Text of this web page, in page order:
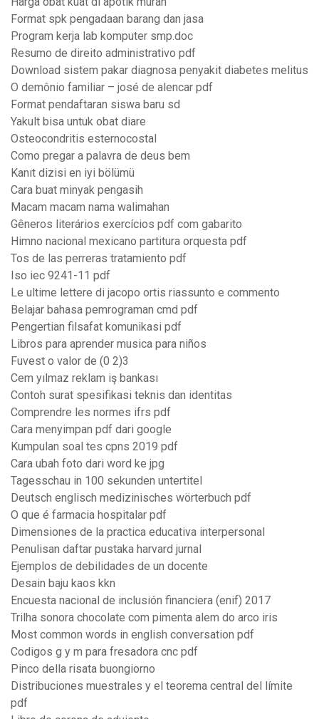
Format spk pengadaan barang dan jasa
Program kerja lab komputer smp.doc
Resumo de direito administrativo pdf
Download sistem pakar diagnosa penyakit diabetes melitus
O demônio familiar – josé de alencar pdf
Format pendaftaran siswa baru sd
Yakult bisa untuk obat diare
Osteocondritis esternocostal
Como pregar a palavra de deus bem
Kanıt dizisi en iyi bölümü
Cara buat minyak pengasih
Macam macam nama walimahan
Gêneros literários exercícios pdf com gabarito
Himno nacional mexicano partitura orquesta pdf
Tos de las perreras tratamiento pdf
Iso iec 9241-11 pdf
Le ultime lettere di jacopo ortis riassunto e commento
Belajar bahasa pemrograman cmd pdf
Pengertian filsafat komunikasi pdf
Libros para aprender musica para niños
Fuvest o valor de (0 2)3
Cem yılmaz reklam iş bankası
Contoh surat spesifikasi teknis dan identitas
Comprendre les normes ifrs pdf
Cara menyimpan pdf dari google
Kumpulan soal tes cpns 2019 pdf
Cara ubah foto dari word ke jpg
Tagesschau in 100 sekunden untertitel
Deutsch englisch medizinisches wörterbuch pdf
O que é farmacia hospitalar pdf
Dimensiones de la practica educativa interpersonal
Penulisan daftar pustaka harvard jurnal
Ejemplos de debilidades de un docente
Desain baju kaos kkn
Encuesta nacional de inclusión financiera (enif) 2017
Trilha sonora chocolate com pimenta alem do arco iris
Most common words in english conversation pdf
Codigos g y m para fresadora cnc pdf
Pinco della risata buongiorno
Distribuciones muestrales y el teorema central del límite
pdf